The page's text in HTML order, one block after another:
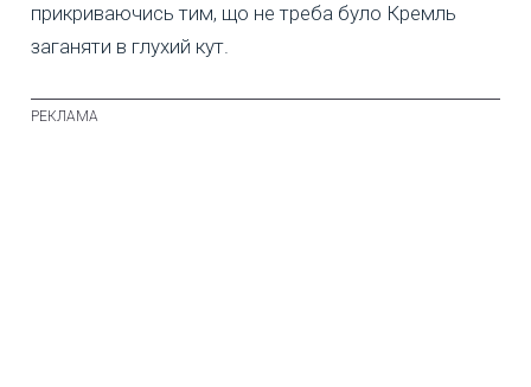
прикриваючись тим, що не треба було Кремль
заганяти в глухий кут.